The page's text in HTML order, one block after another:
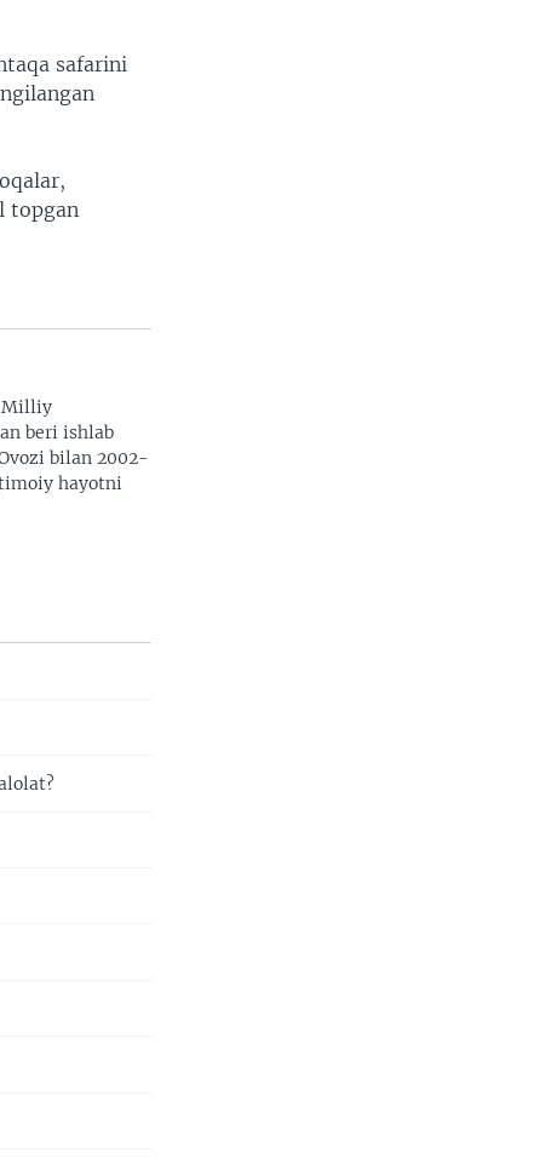
safarini
topgan
Milliy
beri ishlab
bilan 2002-
hayotni